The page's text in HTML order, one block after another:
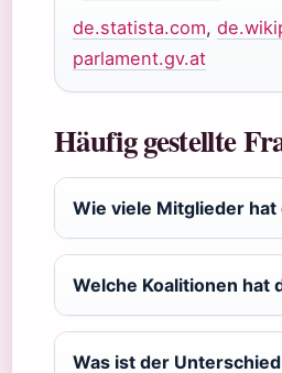
de.statista.com,
parlament.gv.at
Häufig gestellte
Wie viele Mitglieder hat
Welche Koalitionen hat
Was ist der